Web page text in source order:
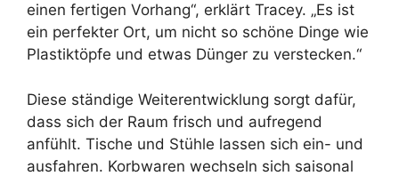
einen fertigen Vorhang“, erklärt Tracey. „Es ist
ein perfekter Ort, um nicht so schöne Dinge wie
Plastiktöpfe und etwas Dünger zu verstecken.“
Diese ständige Weiterentwicklung sorgt dafür,
dass sich der Raum frisch und aufregend
anfühlt. Tische und Stühle lassen sich ein- und
ausfahren. Korbwaren wechseln sich saisonal